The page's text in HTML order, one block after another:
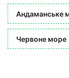
Андаманське
Червоне море